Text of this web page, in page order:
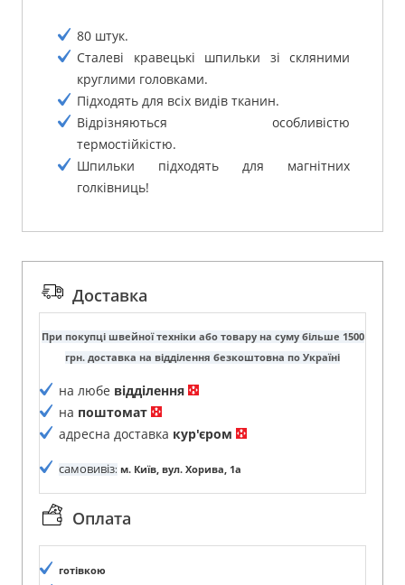
80 штук.
Сталеві кравецькі шпильки зі скляними
круглими головками.
Підходять для всіх видів тканин.
Відрізняються особливістю
термостійкістю.
Шпильки підходять для магнітних
голківниць!
Доставка
При покупці швейної техніки або товару на суму більше 1500
грн. доставка на відділення безкоштовна по Україні
на любе відділення
на поштомат
адресна доставка кур'єром
самовивіз: м. Київ, вул. Хорива, 1а
Оплата
готівкою